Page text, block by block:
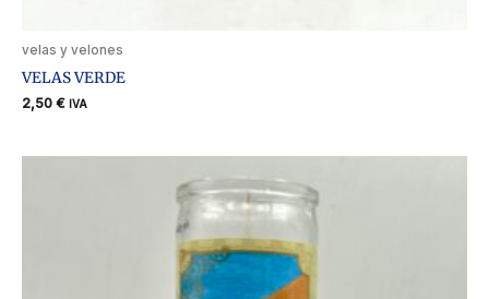
velas y velones
VELAS VERDE
2,50 € IVA